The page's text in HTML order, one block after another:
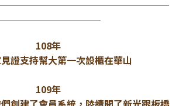
108年
證支持幫大第一次設櫃在華山
109年